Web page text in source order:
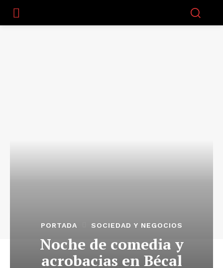
PORTADA SOCIEDAD Y NEGOCIOS
Noche de comedia y
acrobacias en Bécal